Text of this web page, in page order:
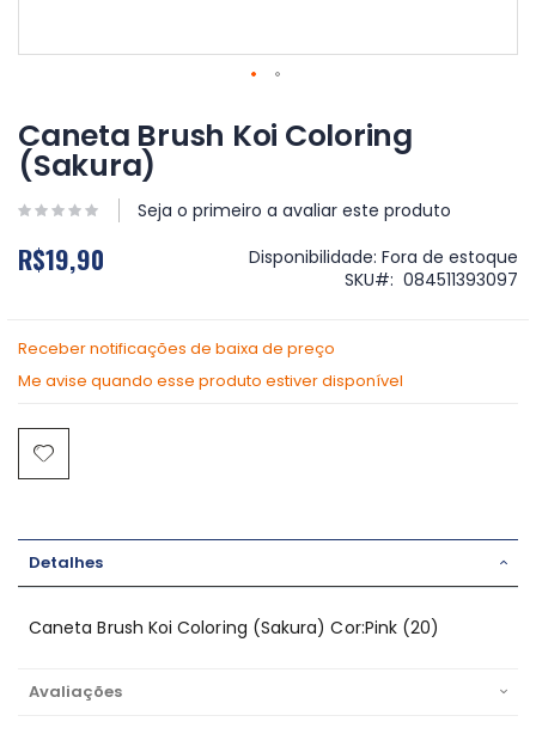
para
o
início
da
Galeria
imagens
Caneta Brush Koi Coloring
(Sakura)
Seja o primeiro a avaliar este produto
R$19,90 Disponibilidade: Fora de estoque
SKU
084511393097
Receber notificações de baixa de preço
Me avise quando esse produto estiver disponível
Detalhes
Caneta Brush Koi Coloring (Sakura) Cor:Pink (20)
Avaliações